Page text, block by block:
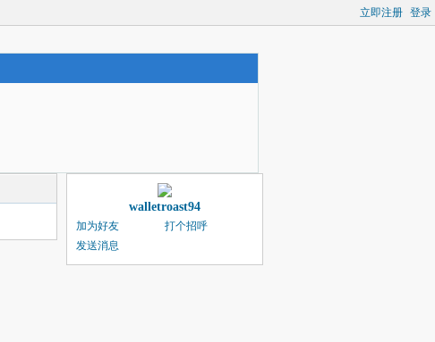
立即注册 登录
walletroast94
加为好友
打个招呼
发送消息